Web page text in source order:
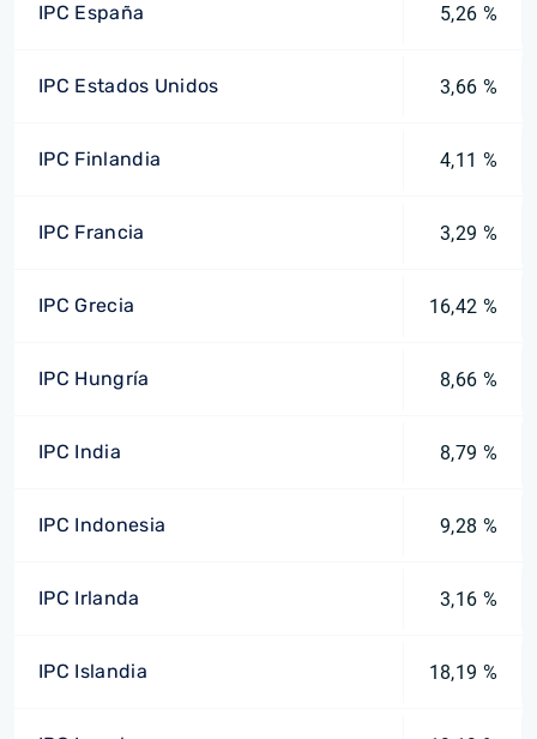
IPC España 5,26 %
IPC Estados Unidos 3,66 %
IPC Finlandia 4,11 %
IPC Francia 3,29 %
IPC Grecia 16,42 %
IPC Hungría 8,66 %
IPC India 8,79 %
IPC Indonesia 9,28 %
IPC Irlanda 3,16 %
IPC Islandia 18,19 %